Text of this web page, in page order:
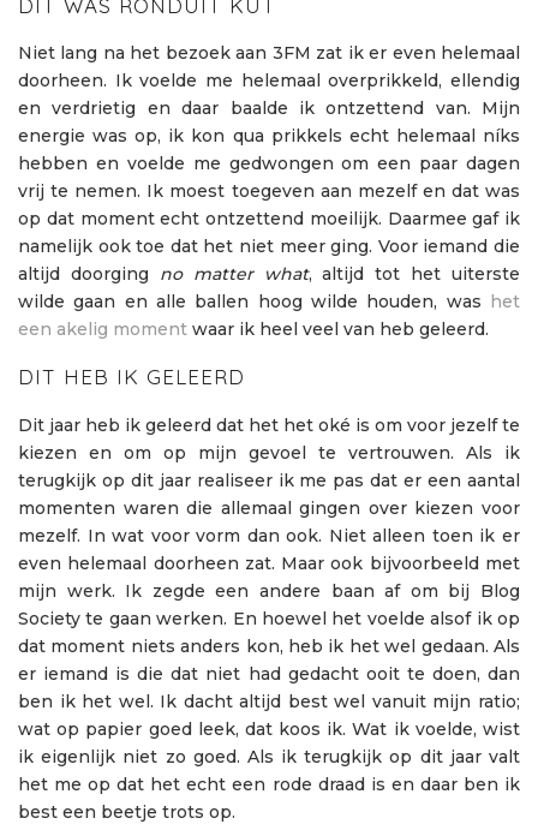
DIT WAS RONDUIT KUT
Niet lang na het bezoek aan 3FM zat ik er even helemaal
doorheen. Ik voelde me helemaal overprikkeld, ellendig
en verdrietig en daar baalde ik ontzettend van. Mijn
energie was op, ik kon qua prikkels echt helemaal níks
hebben en voelde me gedwongen om een paar dagen
vrij te nemen. Ik moest toegeven aan mezelf en dat was
op dat moment echt ontzettend moeilijk. Daarmee gaf ik
namelijk ook toe dat het niet meer ging. Voor iemand die
altijd doorging no matter what, altijd tot het uiterste
wilde gaan en alle ballen hoog wilde houden, was het
een akelig moment waar ik heel veel van heb geleerd.
DIT HEB IK GELEERD
Dit jaar heb ik geleerd dat het het oké is om voor jezelf te
kiezen en om op mijn gevoel te vertrouwen. Als ik
terugkijk op dit jaar realiseer ik me pas dat er een aantal
momenten waren die allemaal gingen over kiezen voor
mezelf. In wat voor vorm dan ook. Niet alleen toen ik er
even helemaal doorheen zat. Maar ook bijvoorbeeld met
mijn werk. Ik zegde een andere baan af om bij Blog
Society te gaan werken. En hoewel het voelde alsof ik op
dat moment niets anders kon, heb ik het wel gedaan. Als
er iemand is die dat niet had gedacht ooit te doen, dan
ben ik het wel. Ik dacht altijd best wel vanuit mijn ratio;
wat op papier goed leek, dat koos ik. Wat ik voelde, wist
ik eigenlijk niet zo goed. Als ik terugkijk op dit jaar valt
het me op dat het echt een rode draad is en daar ben ik
best een beetje trots op.